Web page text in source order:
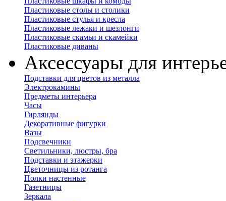
Пластиковые столы и столики
Пластиковые стулья и кресла
Пластиковые лежаки и шезлонги
Пластиковые скамьи и скамейки
Пластиковые диваны
Аксессуары для
Подставки для цветов из металла
Электрокамины
Предметы интерьера
Часы
Гирлянды
Декоративные фигурки
Вазы
Подсвечники
Светильники, люстры, бра
Подставки и этажерки
Цветочницы из ротанга
Полки настенные
Газетницы
Зеркала